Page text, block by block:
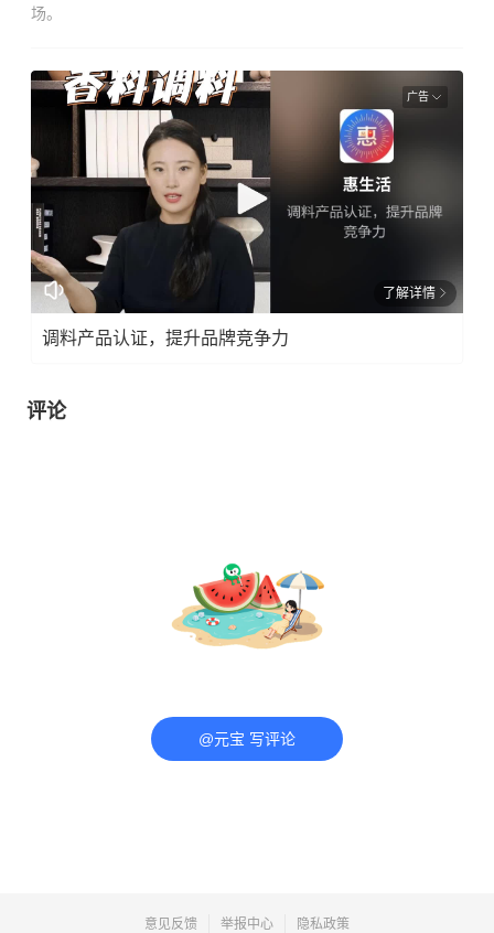
场。
广告
了解详情
调料产品认证，提升品牌竞争力
评论
@元宝 写评论
意见反馈 举报中心 隐私政策